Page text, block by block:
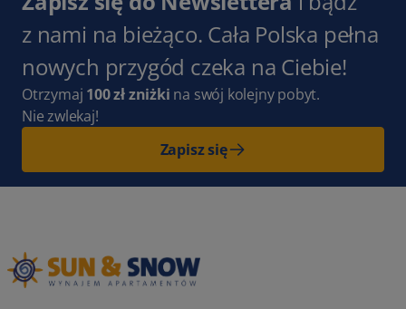
z nami na bieżąco. Cała Polska pełna
nowych przygód czeka na Ciebie!
Otrzymaj 100 zł zniżki na swój kolejny pobyt.
Nie zwlekaj!
Zapisz się